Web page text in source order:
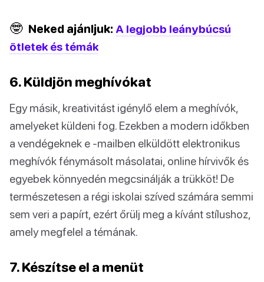
🤓 Neked ajánljuk: A legjobb leánybúcsú
ötletek és témák
6. Küldjön meghívókat
Egy másik, kreativitást igénylő elem a meghívók,
amelyeket küldeni fog. Ezekben a modern időkben
a vendégeknek e -mailben elküldött elektronikus
meghívók fénymásolt másolatai, online hírvivők és
egyebek könnyedén megcsinálják a trükköt! De
természetesen a régi iskolai szíved számára semmi
sem veri a papírt, ezért őrülj meg a kívánt stílushoz,
amely megfelel a témának.
7. Készítse el a menüt